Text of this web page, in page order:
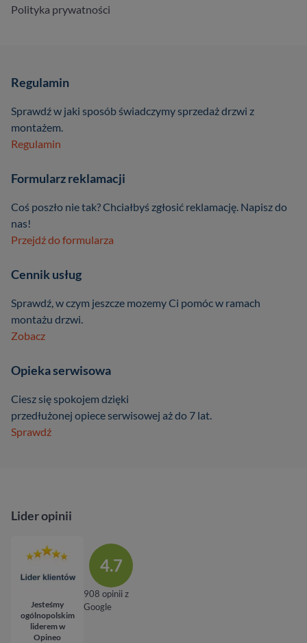
Polityka prywatności
Regulamin
Sprawdź w jaki sposób świadczymy sprzedaż drzwi z
montażem.
Regulamin
Formularz reklamacji
Coś poszło nie tak? Chciałbyś zgłosić reklamację. Napisz do
nas!
Przejdź do formularza
Cennik usług
Sprawdź, w czym jeszcze mozemy Ci pomóc w ramach
montażu drzwi.
Zobacz
Opieka serwisowa
Ciesz się spokojem dzięki
przedłużonej opiece serwisowej aż do 7 lat.
Sprawdź
Lider opinii
Jesteśmy
ogólnopolskim
liderem w
Opineo
4.7
908 opinii z
Google